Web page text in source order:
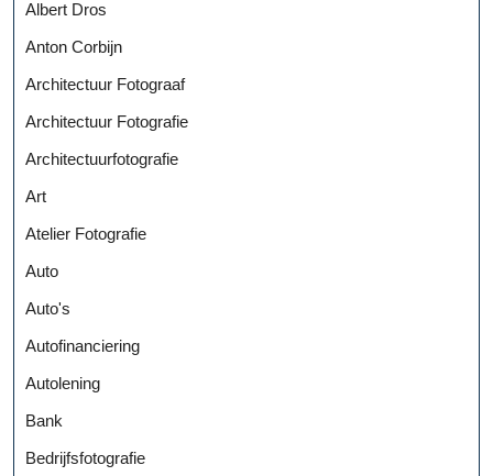
Albert Dros
Anton Corbijn
Architectuur Fotograaf
Architectuur Fotografie
Architectuurfotografie
Art
Atelier Fotografie
Auto
Auto's
Autofinanciering
Autolening
Bank
Bedrijfsfotografie